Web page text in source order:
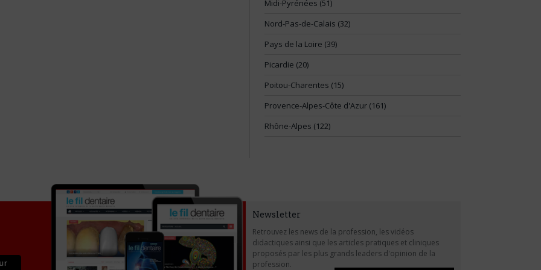
Midi-Pyrénées (51)
Nord-Pas-de-Calais (32)
Pays de la Loire (39)
Picardie (20)
Poitou-Charentes (15)
Provence-Alpes-Côte d'Azur (161)
Rhône-Alpes (122)
Newsletter
Retrouvez les news de la profession, les vidéos
didactiques ainsi que les articles pratiques et cliniques
proposés par les plus grands leaders d'opinion de la
profession.